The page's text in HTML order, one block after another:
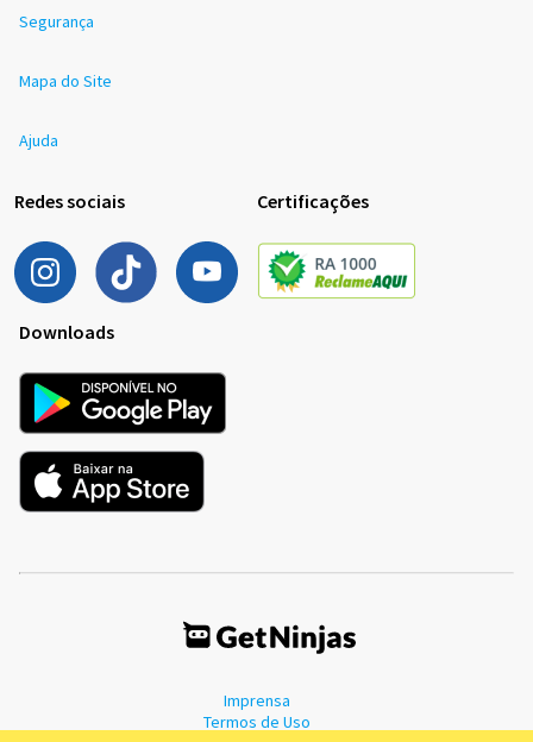
Segurança
Mapa do Site
Ajuda
Redes sociais Certificações
Downloads
Imprensa
Termos de Uso